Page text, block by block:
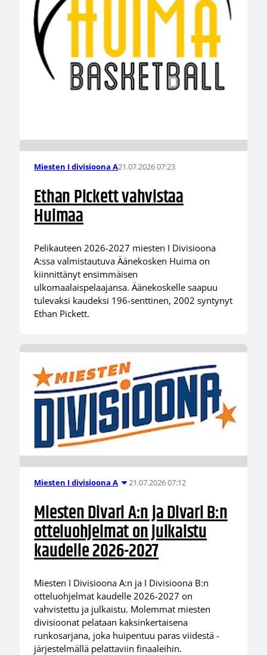
Miesten I divisioona A21.07.2026 07:23
Ethan Pickett vahvistaa
Huimaa
Pelikauteen 2026-2027 miesten I Divisioona
A:ssa valmistautuva Äänekosken Huima on
kiinnittänyt ensimmäisen
ulkomaalaispelaajansa. Äänekoskelle saapuu
tulevaksi kaudeksi 196-senttinen, 2002 syntynyt
Ethan Pickett.
Miesten I divisioona A 21.07.2026 07:12
Miesten Divari A:n ja Divari B:n
otteluohjelmat on julkaistu
kaudelle 2026-2027
Miesten I Divisioona A:n ja I Divisioona B:n
otteluohjelmat kaudelle 2026-2027 on
vahvistettu ja julkaistu. Molemmat miesten
divisioonat pelataan kaksinkertaisena
runkosarjana, joka huipentuu paras viidestä -
järjestelmällä pelattaviin finaaleihin.